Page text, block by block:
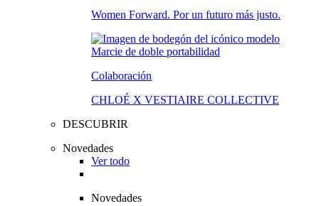
Women Forward. Por un futuro más justo.
Colaboración
CHLOÉ X VESTIAIRE COLLECTIVE
DESCUBRIR
Novedades
Ver todo
Novedades